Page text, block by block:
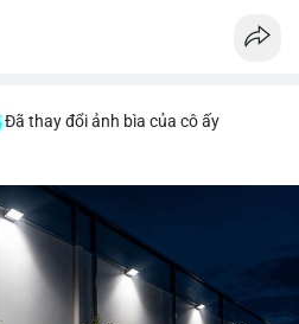
Đã thay đổi ảnh bìa của cô ấy